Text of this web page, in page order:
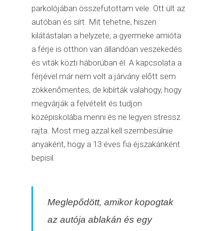
parkolójában összefutottam vele. Ott ült az
autóban és sírt. Mit tehetne, hiszen
kilátástalan a helyzete, a gyermeke amióta
a férje is otthon van állandóan veszekedés
és viták közti háborúban él. A kapcsolata a
férjével már nem volt a járvány előtt sem
zökkenőmentes, de kibírták valahogy, hogy
megvárják a felvételit és tudjon
középiskolába menni és ne legyen stressz
rajta. Most meg azzal kell szembesülnie
anyaként, hogy a 13 éves fia éjszakánként
bepisil.
Meglepődött, amikor kopogtak
az autója ablakán és egy